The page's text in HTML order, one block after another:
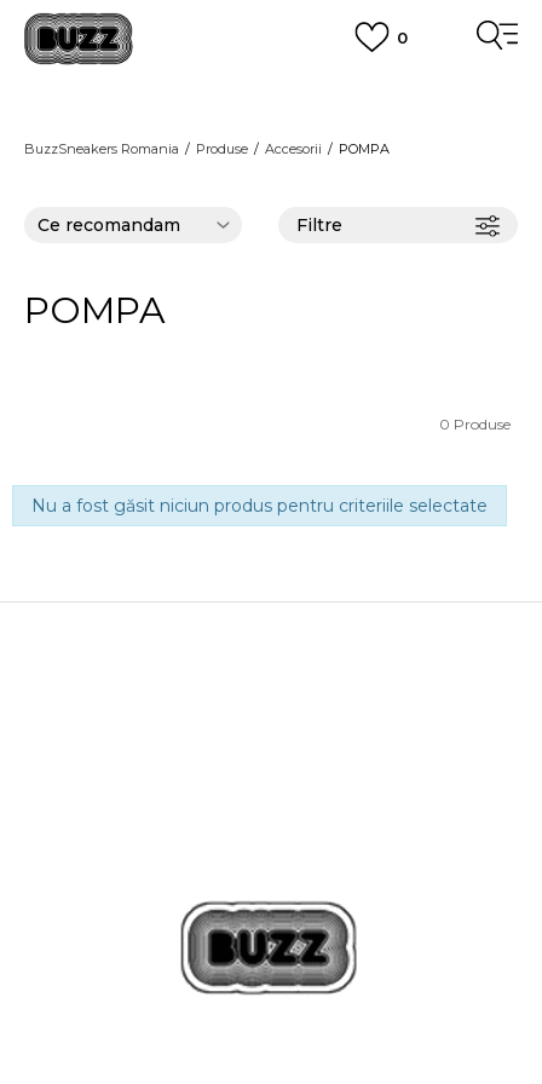
0
3 rate fără dobândă fără card de credit cu Klarna
BuzzSneakers Romania Produse Accesorii POMPA
Filtre
POMPA
0 Produse
Nu a fost găsit niciun produs pentru criteriile selectate